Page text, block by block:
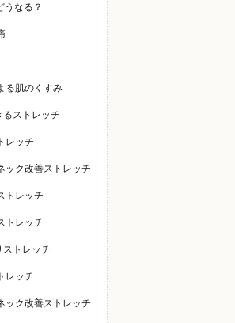
うなる？
る肌のくすみ
ストレッチ
レッチ
ック改善ストレッチ
トレッチ
トレッチ
トレッチ
レッチ
ック改善ストレッチ